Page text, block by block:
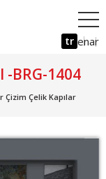
tr enar
-BRG-1404
Çizim Çelik Kapılar